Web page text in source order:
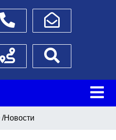
ТелефоныНаписать обращение
Схема проезда
/Новости